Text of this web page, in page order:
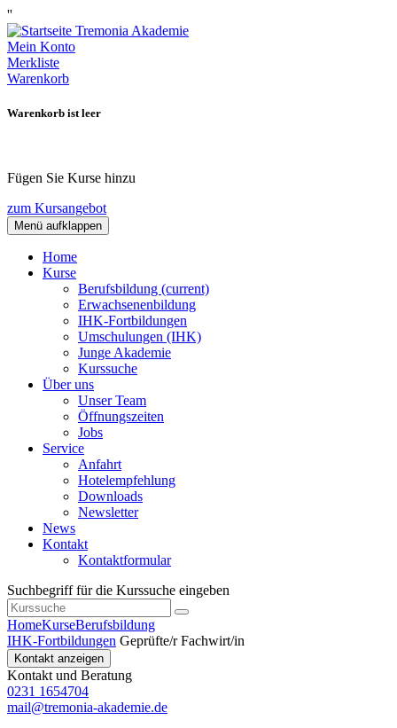
''
Mein Konto
Merkliste
Warenkorb
Warenkorb ist leer
Fügen Sie Kurse hinzu
zum Kursangebot
Menü aufklappen
Home
Kurse
Berufsbildung (current)
Erwachsenenbildung
IHK-Fortbildungen
Umschulungen (IHK)
Junge Akademie
Kurssuche
Über uns
Unser Team
Öffnungszeiten
Jobs
Service
Anfahrt
Hotelempfehlung
Downloads
Newsletter
News
Kontakt
Kontaktformular
Suchbegriff für die Kurssuche eingeben
HomeKurseBerufsbildung
IHK-Fortbildungen Geprüfte/r Fachwirt/in
Kontakt anzeigen
Kontakt und Beratung
0231 1654704
mail@tremonia-akademie.de